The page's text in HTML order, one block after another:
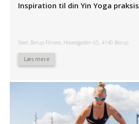
Inspiration til din Yin Yoga praksis
Sted: Borup Fitness, Hovedgaden 65, 4140 Borup
Læs mere